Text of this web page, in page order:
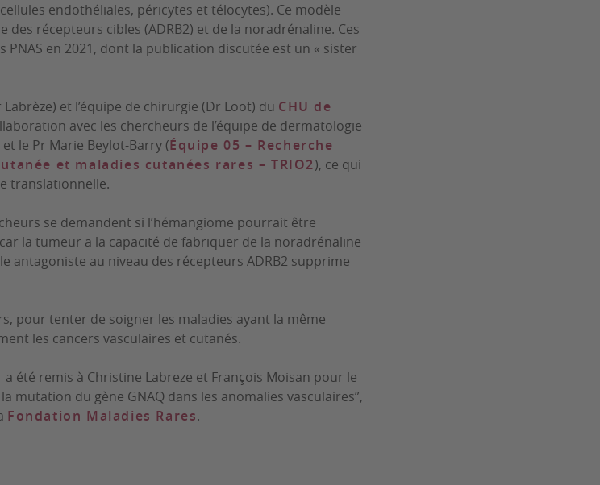
endothéliales, péricytes et télocytes). Ce modèle
des récepteurs cibles (ADRB2) et de la noradrénaline. Ces
en 2021, dont la publication discutée est un « sister
et l’équipe de chirurgie (Dr Loot) du CHU de
avec les chercheurs de l’équipe de dermatologie
le Pr Marie Beylot-Barry (Équipe 05 – Recherche
et maladies cutanées rares – TRIO2), ce qui
translationnelle.
se demandent si l’hémangiome pourrait être
la tumeur a la capacité de fabriquer de la noradrénaline
antagoniste au niveau des récepteurs ADRB2 supprime
pour tenter de soigner les maladies ayant la même
les cancers vasculaires et cutanés.
a été remis à Christine Labreze et François Moisan pour le
mutation du gène GNAQ dans les anomalies vasculaires”,
Fondation Maladies Rares.